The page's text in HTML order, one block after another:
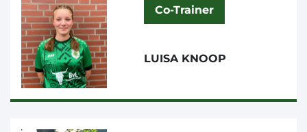
Co-Trainer
LUISA KNOOP